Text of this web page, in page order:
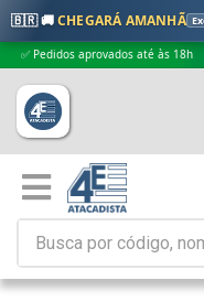
🇧🇷 🚚CHEGARÁ AMANHÃ
aprovados até às 18h